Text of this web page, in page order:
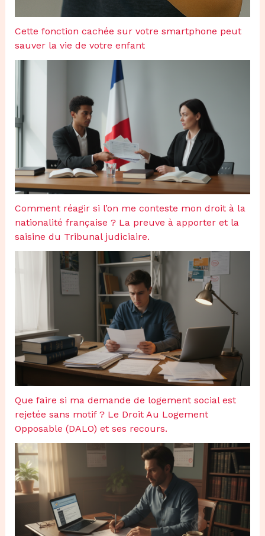
Cette fonction cachée sur votre smartphone peut
sauver la vie de votre enfant
Comment réagir si l’on me conteste mon droit à la
nationalité française ? La preuve à apporter et la
saisine du Tribunal judiciaire.
Que faire si ma demande de logement social est
rejetée sans motif ? Le Droit Au Logement
Opposable (DALO) et ses recours.